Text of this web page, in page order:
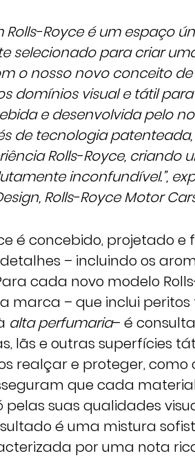
Rolls-Royce é um espaço
selecionado para criar
o nosso novo conceito de
domínios visual e tátil
e desenvolvida pelo
de tecnologia
Rolls-Royce, criando
inconfundível.”,
Rolls-Royce Motor
é concebido, projetado
– incluindo os
cada novo modelo
marca – que inclui
alta perfumaria– é
lãs e outras superfícies
realçar e proteger, como
que cada
pelas suas qualidades
é uma mistura
por uma nota